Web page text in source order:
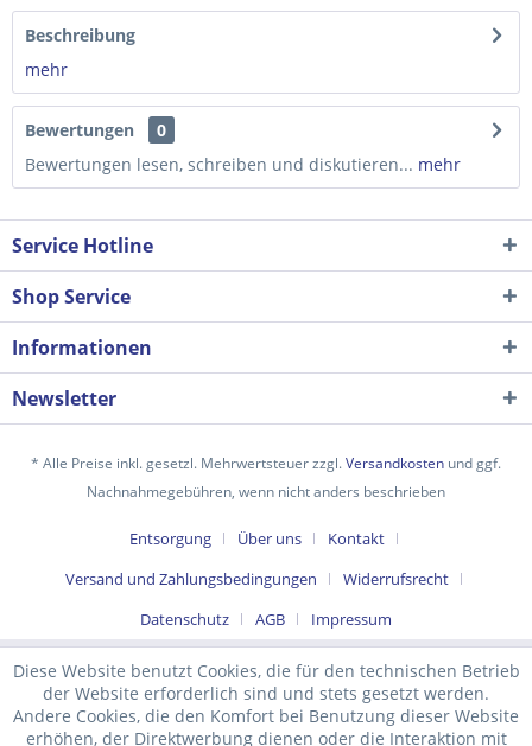
Ich habe dieDatenschutzerklärunggelesen,
Mit * gekennzeichnete Felder sind Pflichtfelder.
Beschreibung
mehr
Bewertungen
0
Bewertungen lesen, schreiben und diskutieren... mehr
Service Hotline
Shop Service
Informationen
Newsletter
* Alle Preise inkl. gesetzl. Mehrwertsteuer zzgl.Versandkosten und ggf.
Nachnahmegebühren, wenn nicht anders beschrieben
Entsorgung Über uns
Kontakt
Versand und Zahlungsbedingungen
Widerrufsrecht
Datenschutz
AGB Impressum
Diese Website benutzt Cookies, die für den technischen Betrieb
der Website erforderlich sind und stets gesetzt werden.
Andere Cookies, die den Komfort bei Benutzung dieser Website
erhöhen, der Direktwerbung dienen oder die Interaktion mit